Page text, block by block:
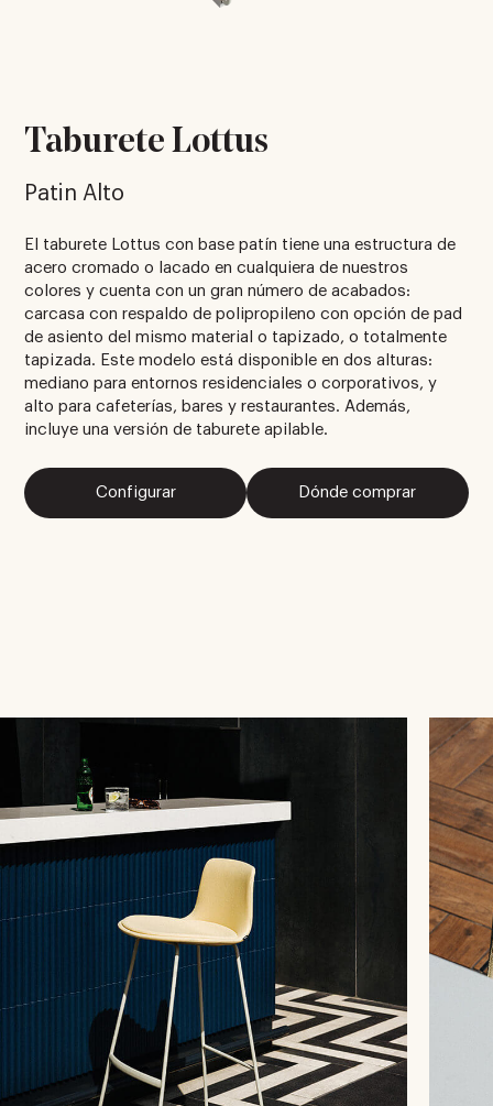
Taburete Lottus
Patin Alto
El taburete Lottus con base patín tiene una estructura de
acero cromado o lacado en cualquiera de nuestros
colores y cuenta con un gran número de acabados:
carcasa con respaldo de polipropileno con opción de pad
de asiento del mismo material o tapizado, o totalmente
tapizada. Este modelo está disponible en dos alturas:
mediano para entornos residenciales o corporativos, y
alto para cafeterías, bares y restaurantes. Además,
incluye una versión de taburete apilable.
Configurar Dónde comprar